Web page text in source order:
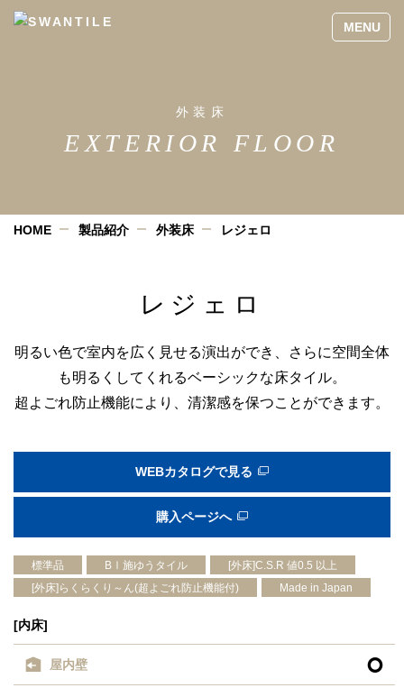
外装床
EXTERIOR FLOOR
HOME 製品紹介 外装床 レジェロ
レジェロ
明るい色で室内を広く見せる演出ができ、さらに空間全体
も明るくしてくれるベーシックな床タイル。
超よごれ防止機能により、清潔感を保つことができます。
WEBカタログで見る
購入ページへ
標準品 BⅠ施ゆうタイル
[外床]C.S.R 値0.5 以上
[外床]らくらくり～ん(超よごれ防止機能付)
Made in Japan
[内床]
屋内壁 